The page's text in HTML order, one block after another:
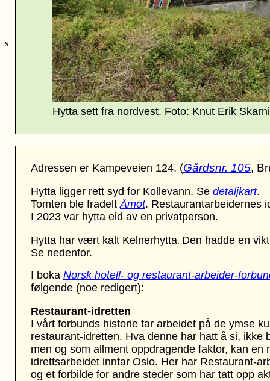
Adressen er Kampeveien 124. (Gårdsnr. 105,
Hytta ligger rett syd for Kollevann. Se detaljkart.
Tomten ble fradeltÅmot. Restaurantarbeidernes
I 2023 var hytta eid av en privatperson.
Hytta har vært kalt Kelnerhytta. Den hadde en
Se nedenfor.
I boka Norsk hotell- og restaurant-arbeider-
følgende (noe redigert):
Restaurant-idretten
I vårt forbunds historie tar arbeidet på de ymse
restaurant-idretten. Hva denne har hatt å si,
men og som allment oppdragende faktor, kan
idrettsarbeidet inntar Oslo. Her har Restaurant-
og et forbilde for andre steder som har tatt opp
Hytta sett fra nordvest. Foto: Knut Erik
s